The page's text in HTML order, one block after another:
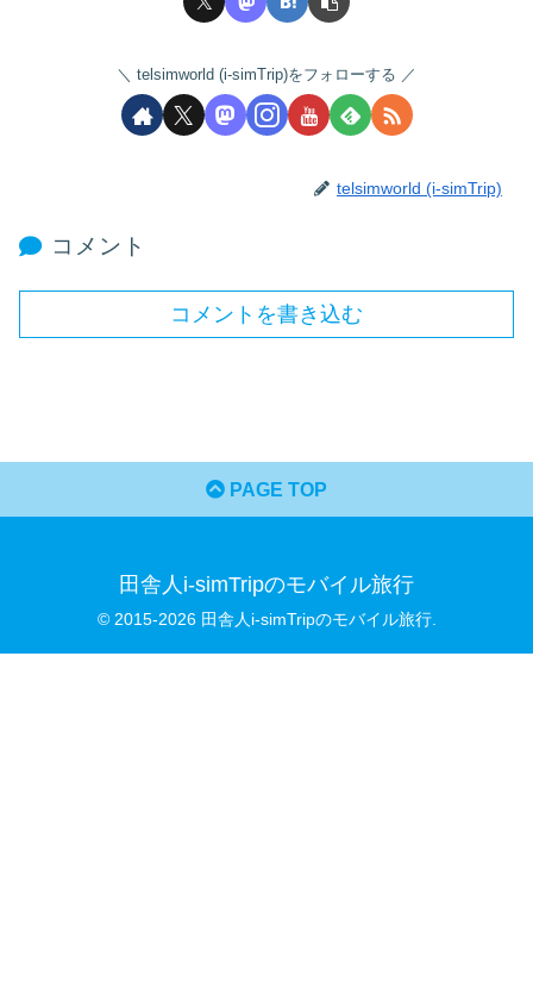
telsimworld (i-simTrip)をフォローする
telsimworld (i-simTrip)
コメント
コメントを書き込む
PAGE TOP
田舎人i-simTripのモバイル旅行
© 2015-2026 田舎人i-simTripのモバイル旅行.